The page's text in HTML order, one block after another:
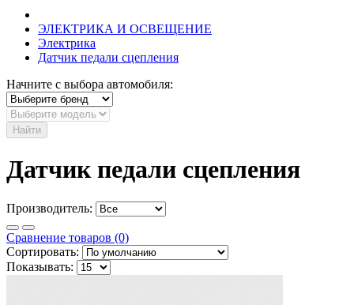
ЭЛЕКТРИКА И ОСВЕЩЕНИЕ
Электрика
Датчик педали сцепления
Начните с выбора автомобиля:
Найти
Датчик педали сцепления
Производитель:
Сравнение товаров (0)
Сортировать:
Показывать: